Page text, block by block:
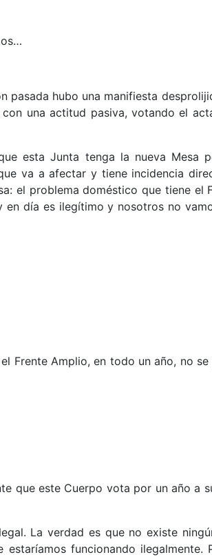
pasada hubo una manifiesta
una actitud pasiva, votando el
esta Junta tenga la nueva Mesa
va a afectar y tiene incidencia
el problema doméstico que tiene el
día es ilegítimo y nosotros no
Frente Amplio, en todo un año, no
que este Cuerpo vota por un año a
La verdad es que no existe
funcionando ilegalmente.